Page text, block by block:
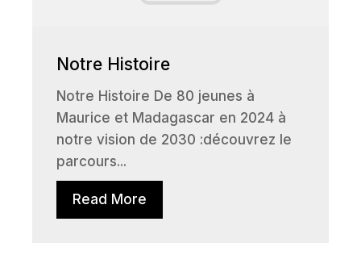
Notre Histoire
Notre Histoire De 80 jeunes à
Maurice et Madagascar en 2024 à
notre vision de 2030 :découvrez le
parcours...
Read More